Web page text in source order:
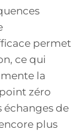
permet
ce qui
la
zéro
échanges de
plus